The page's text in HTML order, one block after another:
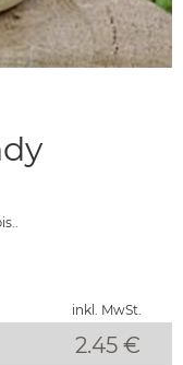
inkl. MwSt.
2.45 €